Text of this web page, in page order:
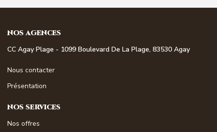
NOS AGENCES
CC Agay Plage - 1099 Boulevard De La Plage, 83530 Agay
Nous contacter
Présentation
NOS SERVICES
Nos offres